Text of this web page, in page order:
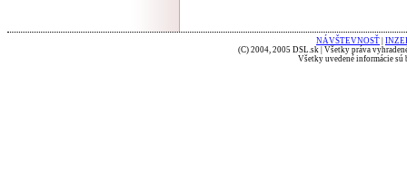
NÁVŠTEVNOSŤ
(C) 2004, 2005 DSL.sk | Všetky práva
Všetky uvedené informácie sú